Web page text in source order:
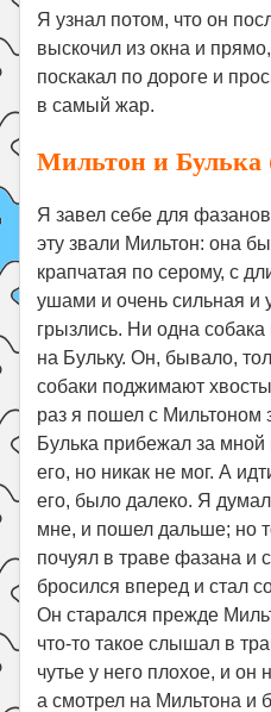
Я узнал потом, что он
выскочил из окна и
поскакал по дороге и
в самый жар.
Мильтон и Булька
Я завел себе для
эту звали Мильтон: она
крапчатая по серому, с
ушами и очень сильная и
грызлись. Ни одна собака
на Бульку. Он, бывало,
собаки поджимают
раз я пошел с Мильтоном
Булька прибежал за мной
его, но никак не мог. А
его, было далеко. Я
мне, и пошел дальше; но
почуял в траве фазана и
бросился вперед и стал
Он старался прежде
что-то такое слышал в
чутье у него плохое, и он
а смотрел на Мильтона и